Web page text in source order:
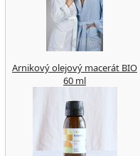
Arnikový olejový macerát BIO
60 ml